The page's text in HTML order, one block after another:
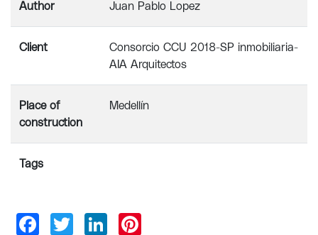
Author Juan Pablo Lopez
Client
Consorcio CCU 2018-SP inmobiliaria-
AIA Arquitectos
Place of
construction
Medellín
Tags